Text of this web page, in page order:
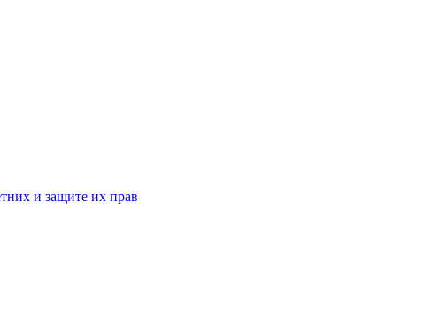
и защите их прав